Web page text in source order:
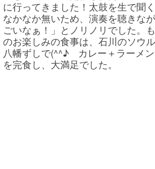
に行ってきました！太鼓を生で聞
なかなか無いため、演奏を聴きな
ごいなぁ！」とノリノリでした。
のお楽しみの食事は、石川のソウ
八幡ずしで(^^♪ カレー＋ラーメ
を完食し、大満足でした。